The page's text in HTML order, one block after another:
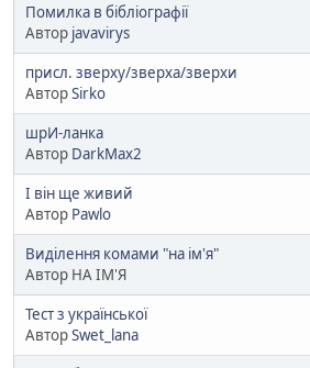
Помилка в бібліографії
Автор javavirys
присл. зверху/зверха/зверхи
АвторSirko
шрИ-ланка
Автор DarkMax2
І він ще живий
Автор Pawlo
Виділення комами "на ім'я"
Автор НА ІМ'Я
Тест з української
АвторSwet_lana